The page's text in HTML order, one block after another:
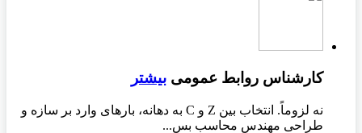
کارشناس روابط عمومی بیشتر
نه لزوماً. انتخاب بین Z و C به دهانه، بارهای وارد بر سازه و
طراحی مهندس محاسب بس...